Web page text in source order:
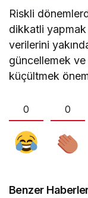
Riskli
dikkatli yapmak
verilerini
güncellemek
küçültmek
0 0
Benzer